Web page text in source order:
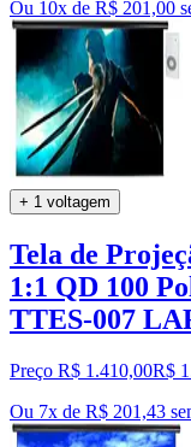
Ou 10x de R$ 201,00
+ 1 voltagem
Tela de
1:1 QD 100
TTES-007
Preço R$ 1.410,00R$
Ou 7x de R$ 201,43